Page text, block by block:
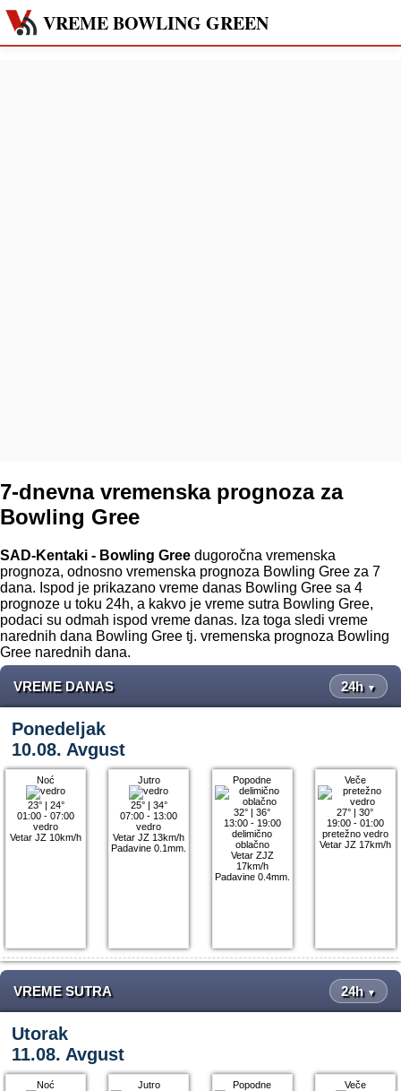
VREME BOWLING GREEN
7-dnevna vremenska prognoza za
Bowling Gree
SAD-Kentaki - Bowling Gree dugoročna vremenska
prognoza, odnosno vremenska prognoza Bowling Gree za 7
dana. Ispod je prikazano vreme danas Bowling Gree sa 4
prognoze u toku 24h, a kakvo je vreme sutra Bowling Gree,
podaci su odmah ispod vreme danas. Iza toga sledi vreme
narednih dana Bowling Gree tj. vremenska prognoza Bowling
Gree narednih dana.
VREME DANAS 24h ▼
Ponedeljak
10.08. Avgust
Noć
23°| 24°
01:00 - 07:00
vedro
Vetar JZ 10km/h
Jutro
25°| 34°
07:00 - 13:00
vedro
Vetar JZ 13km/h
Padavine 0.1mm.
Popodne
32° |36°
13:00 - 19:00
delimično
oblačno
Vetar ZJZ
17km/h
Padavine 0.4mm.
Veče
27° |30°
19:00 - 01:00
pretežno vedro
Vetar JZ 17km/h
VREME SUTRA 24h ▼
Utorak
11.08. Avgust
Noć Jutro Popodne Veče